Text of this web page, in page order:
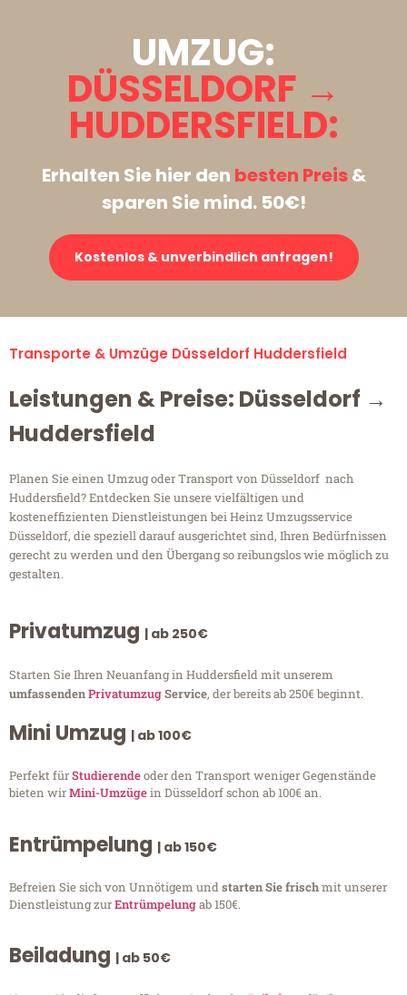
UMZUG:
DÜSSELDORF →
HUDDERSFIELD:
Erhalten Sie hier den besten Preis&
sparen Sie mind. 50€!
Kostenlos & unverbindlich anfragen!
Transporte & Umzüge Düsseldorf Huddersfield
Leistungen & Preise: Düsseldorf →
Huddersfield
Planen Sie einen Umzug oder Transport von Düsseldorf nach
Huddersfield? Entdecken Sie unsere vielfältigen und
kosteneffizienten Dienstleistungen bei Heinz Umzugsservice
Düsseldorf, die speziell darauf ausgerichtet sind, Ihren Bedürfnissen
gerecht zu werden und den Übergang so reibungslos wie möglich zu
gestalten.
Privatumzug | ab 250€
Starten Sie Ihren Neuanfang in Huddersfield mit unserem
umfassendenPrivatumzugService, der bereits ab 250€ beginnt.
Mini Umzug | ab 100€
Perfekt fürStudierendeoder den Transport weniger Gegenstände
bieten wirMini-Umzügein Düsseldorf schon ab 100€ an.
Entrümpelung | ab 150€
Befreien Sie sich von Unnötigem undstarten Sie frischmit unserer
Dienstleistung zurEntrümpelungab 150€.
Beiladung | ab 50€